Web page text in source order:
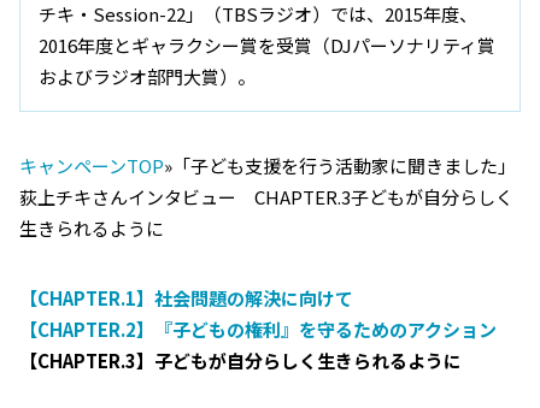
チキ・Session-22」（TBSラジオ）では、2015年度、
2016年度とギャラクシー賞を受賞（DJパーソナリティ賞
およびラジオ部門大賞）。
キャンペーンTOP»「子ども支援を行う活動家に聞きました」
荻上チキさんインタビュー CHAPTER.3子どもが自分らしく
生きられるように
【CHAPTER.1】社会問題の解決に向けて
【CHAPTER.2】『子どもの権利』を守るためのアクション
【CHAPTER.3】子どもが自分らしく生きられるように